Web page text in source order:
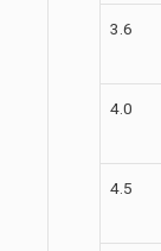
3.6
4.0
4.5